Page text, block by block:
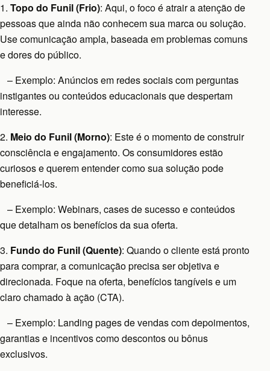
1. Topo do Funil (Frio): Aqui, o foco é atrair a atenção de
pessoas que ainda não conhecem sua marca ou solução.
Use comunicação ampla, baseada em problemas comuns
e dores do público.
– Exemplo: Anúncios em redes sociais com perguntas
instigantes ou conteúdos educacionais que despertam
interesse.
2. Meio do Funil (Morno): Este é o momento de construir
consciência e engajamento. Os consumidores estão
curiosos e querem entender como sua solução pode
beneficiá-los.
– Exemplo: Webinars, cases de sucesso e conteúdos
que detalham os benefícios da sua oferta.
3. Fundo do Funil (Quente): Quando o cliente está pronto
para comprar, a comunicação precisa ser objetiva e
direcionada. Foque na oferta, benefícios tangíveis e um
claro chamado à ação (CTA).
– Exemplo: Landing pages de vendas com depoimentos,
garantias e incentivos como descontos ou bônus
exclusivos.